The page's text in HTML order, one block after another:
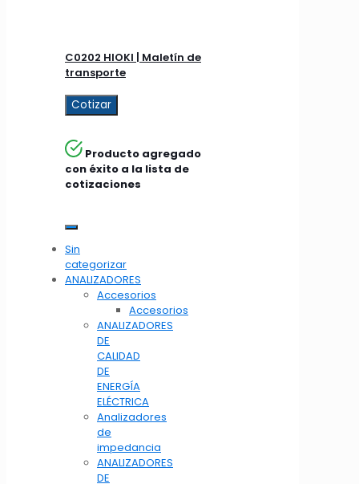
C0202 HIOKI | Maletín de
transporte
Cotizar
Producto agregado
con éxito a la lista de
cotizaciones
Sin
categorizar
ANALIZADORES
Accesorios
Accesorios
ANALIZADORES
DE
CALIDAD
DE
ENERGÍA
ELÉCTRICA
Analizadores
de
impedancia
ANALIZADORES
DE